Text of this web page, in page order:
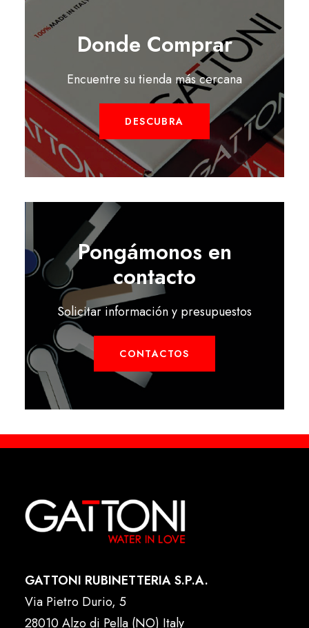
Donde Comprar
Encuentre su tienda más cercana
DESCUBRA
Pongámonos en
contacto
Solicitar información y presupuestos
CONTACTOS
GATTONI RUBINETTERIA S.P.A.
Via Pietro Durio, 5
28010 Alzo di Pella (NO) Italy